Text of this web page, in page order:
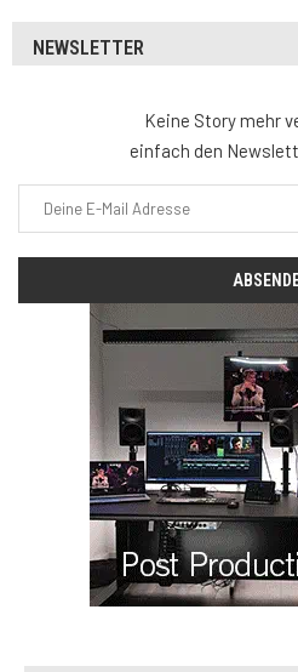
NEWSLETTER
Keine Story mehr
einfach den